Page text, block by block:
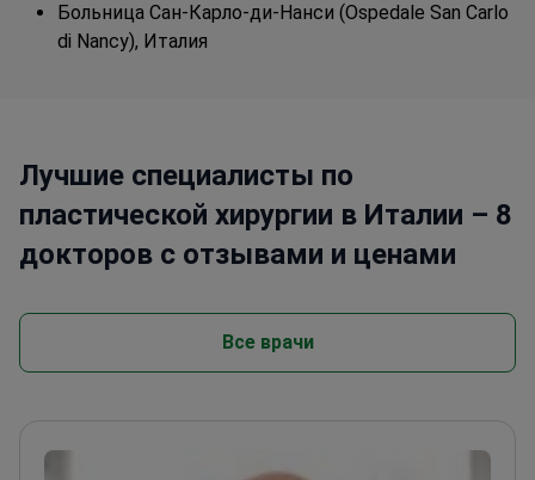
Больница Сан-Карло-ди-Нанси (Ospedale San Carlo
di Nancy), Италия
Лучшие специалисты по
пластической хирургии в Италии – 8
докторов с отзывами и ценами
Все врачи